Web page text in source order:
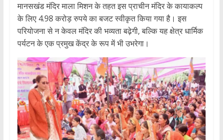
मानसखंड मंदिर माला मिशन के तहत इस प्राचीन मंदिर के कायाकल्प
के लिए 4.98 करोड़ रुपये का बजट स्वीकृत किया गया है। इस
परियोजना से न केवल मंदिर की भव्यता बढ़ेगी, बल्कि यह क्षेत्र धार्मिक
पर्यटन के एक प्रमुख केंद्र के रूप में भी उभरेगा।